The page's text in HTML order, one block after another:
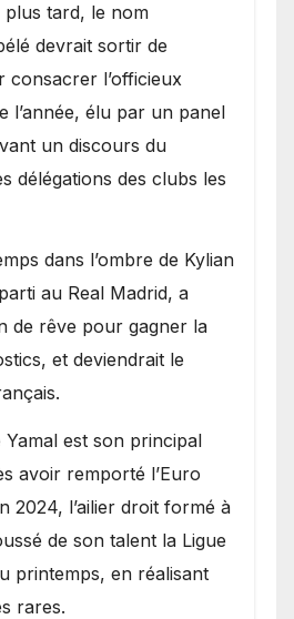
plus tard, le nom
devrait sortir de
consacrer l’officieux
l’année, élu par un panel
un discours du
délégations des clubs les
dans l’ombre de Kylian
au Real Madrid, a
de rêve pour gagner la
et deviendrait le
Yamal est son principal
avoir remporté l’Euro
2024, l’ailier droit formé à
de son talent la Ligue
printemps, en réalisant
rares.